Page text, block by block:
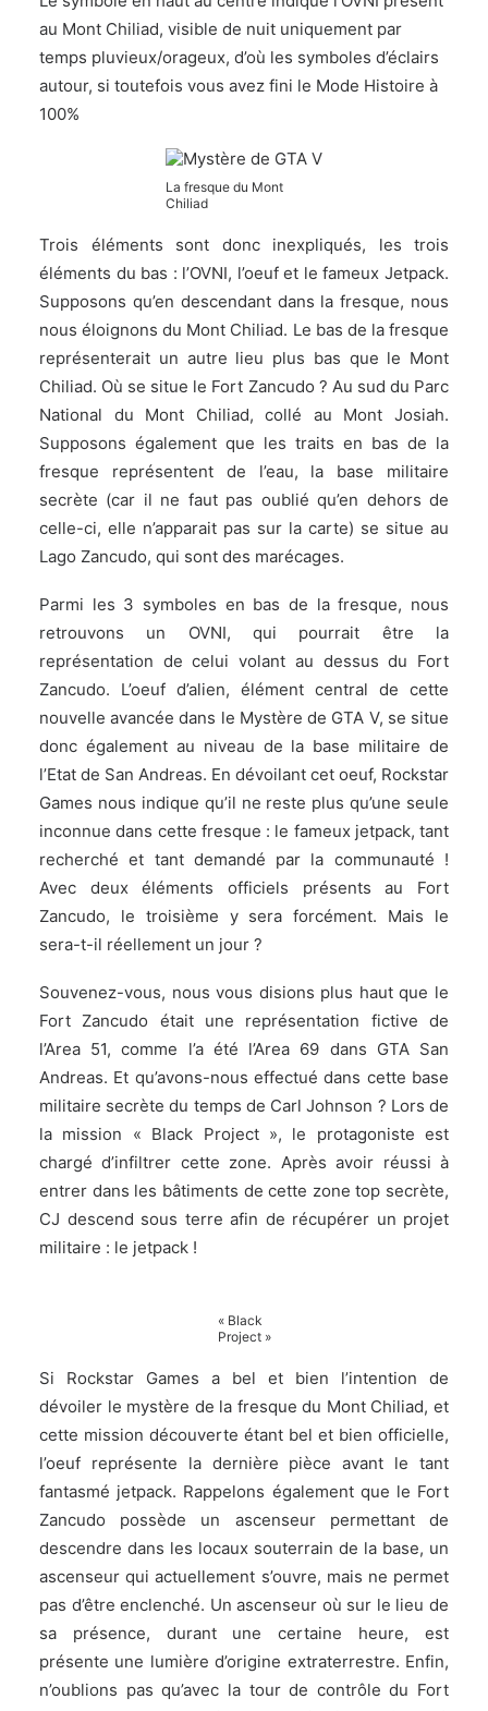
au Mont Chiliad, visible de nuit uniquement par
temps pluvieux/orageux, d’où les symboles d’éclairs
autour, si toutefois vous avez fini le Mode Histoire à
100%
La fresque du Mont
Chiliad
Trois éléments sont donc inexpliqués, les trois
éléments du bas : l’OVNI, l’oeuf et le fameux Jetpack.
Supposons qu’en descendant dans la fresque, nous
nous éloignons du Mont Chiliad. Le bas de la fresque
représenterait un autre lieu plus bas que le Mont
Chiliad. Où se situe le Fort Zancudo ? Au sud du Parc
National du Mont Chiliad, collé au Mont Josiah.
Supposons également que les traits en bas de la
fresque représentent de l’eau, la base militaire
secrète (car il ne faut pas oublié qu’en dehors de
celle-ci, elle n’apparait pas sur la carte) se situe au
Lago Zancudo, qui sont des marécages.
Parmi les 3 symboles en bas de la fresque, nous
retrouvons un OVNI, qui pourrait être la
représentation de celui volant au dessus du Fort
Zancudo. L’oeuf d’alien, élément central de cette
nouvelle avancée dans le Mystère de GTA V, se situe
donc également au niveau de la base militaire de
l’Etat de San Andreas. En dévoilant cet oeuf, Rockstar
Games nous indique qu’il ne reste plus qu’une seule
inconnue dans cette fresque : le fameux jetpack, tant
recherché et tant demandé par la communauté !
Avec deux éléments officiels présents au Fort
Zancudo, le troisième y sera forcément. Mais le
sera-t-il réellement un jour ?
Souvenez-vous, nous vous disions plus haut que le
Fort Zancudo était une représentation fictive de
l’Area 51, comme l’a été l’Area 69 dans GTA San
Andreas. Et qu’avons-nous effectué dans cette base
militaire secrète du temps de Carl Johnson ? Lors de
la mission « Black Project », le protagoniste est
chargé d’infiltrer cette zone. Après avoir réussi à
entrer dans les bâtiments de cette zone top secrète,
CJ descend sous terre afin de récupérer un projet
militaire : le jetpack !
« Black
Project »
Si Rockstar Games a bel et bien l’intention de
dévoiler le mystère de la fresque du Mont Chiliad, et
cette mission découverte étant bel et bien officielle,
l’oeuf représente la dernière pièce avant le tant
fantasmé jetpack. Rappelons également que le Fort
Zancudo possède un ascenseur permettant de
descendre dans les locaux souterrain de la base, un
ascenseur qui actuellement s’ouvre, mais ne permet
pas d’être enclenché. Un ascenseur où sur le lieu de
sa présence, durant une certaine heure, est
présente une lumière d’origine extraterrestre. Enfin,
n’oublions pas qu’avec la tour de contrôle du Fort